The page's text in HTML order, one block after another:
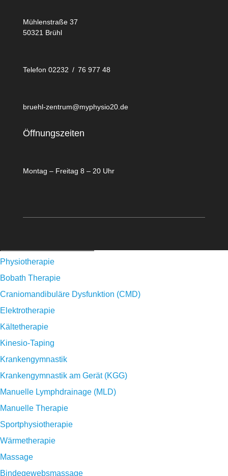
Mühlenstraße 37
50321 Brühl
Telefon 02232 / 76 977 48
bruehl-zentrum@myphysio20.de
Öffnungszeiten
Montag – Freitag 8 – 20 Uhr
Physiotherapie
Bobath Therapie
Craniomandibuläre Dysfunktion (CMD)
Elektrotherapie
Kältetherapie
Kinesio-Taping
Krankengymnastik
Krankengymnastik am Gerät (KGG)
Manuelle Lymphdrainage (MLD)
Manuelle Therapie
Sportphysiotherapie
Wärmetherapie
Massage
Bindegewebsmassage